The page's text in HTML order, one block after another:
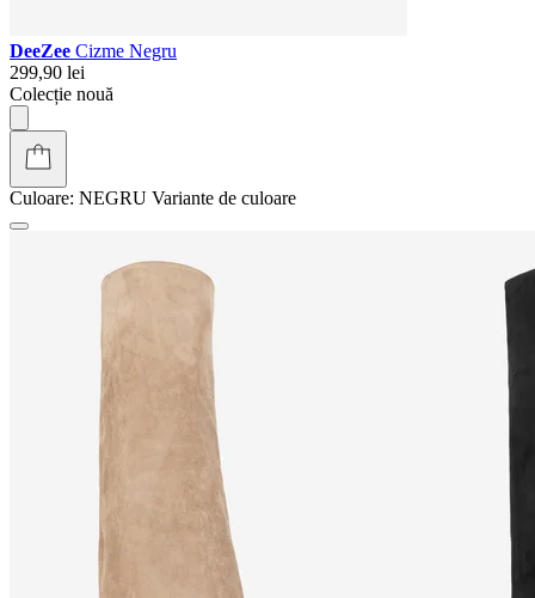
DeeZee Cizme Negru
299,90 lei
Colecție nouă
Culoare: NEGRU Variante de culoare